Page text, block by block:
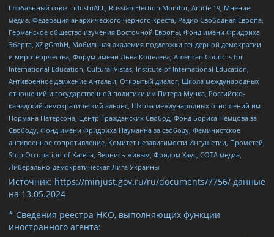
Глобальный союз IndustriALL, Russian Election Monitor, Article 19, Мнение
медиа, Федерация анархического черного креста, Радио Свободная Европа,
Германское общество изучения Восточной Европы, Фонд имени Фридриха
Эберта, XZ gGmbH, Мобильная академия поддержки гендерной демократии
и миротворчества, Форум имени Льва Копелева, American Councils for
International Education, Cultural Vistas, Institute of International Education,
Антивоенное движение Антальи, Открытый диалог, Школа международных
отношений и государственной политики им Питера Мунка, Российско-
канадский демократический альянс, Школа международных отношений им
Нормана Патерсона, Центр Гражданских Свобод, Фонд Бориса Немцова за
Свободу, Фонд имени Фридриха Науманна за свободу, Феминистское
антивоенное сопротивление, Комитет независимости Ингушетии, Прометей,
Stop Occupation of Karelia, Вернись живым, Фридом Хаус, СОТА медиа,
Либерально-демократическая Лига Украины
Источник: https://minjust.gov.ru/ru/documents/7756/ данные
на 13.05.2024
* Сведения реестра НКО, выполняющих функции
иностранного агента: